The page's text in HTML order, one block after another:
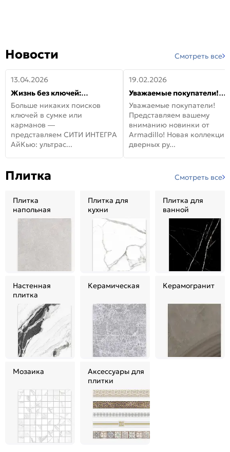
Новости Смотреть все
13.04.2026
Жизнь без ключей:
встречайте новую дверь
СИТИ ИНТЕГРА АйКью!
Больше никаких поисков
ключей в сумке или
карманов —
представляем СИТИ ИНТЕГРА
АйКью: ультрас...
19.02.2026
Уважаемые покупатели!
Представляем вашему
вниманию новинки от
Armadillo!
Уважаемые покупатели!
Представляем вашему
вниманию новинки от
Armadillo! Новая коллекция
дверных ру...
Плитка Смотреть все
Плитка
напольная
Плитка для
кухни
Плитка для
ванной
Настенная
плитка
Керамическая Керамогранит
Мозаика
Аксессуары для
плитки